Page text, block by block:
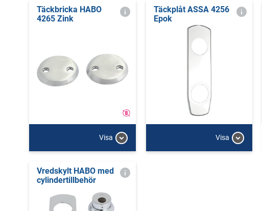
Täckbricka HABO
4265 Zink
Visa
Täckplåt ASSA 4256
Epok
Visa
Vredskylt HABO med
cylindertillbehör